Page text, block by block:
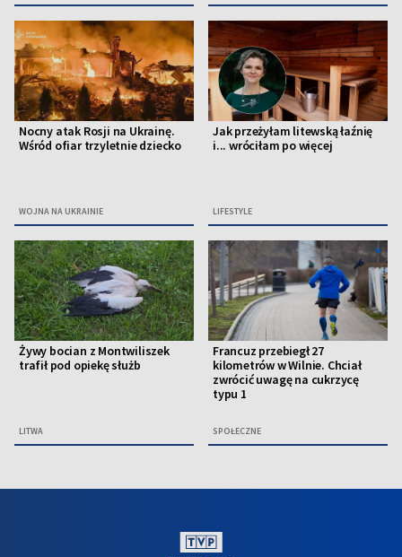
Nocny atak Rosji na Ukrainę.
Wśród ofiar trzyletnie dziecko
WOJNA NA UKRAINIE
Jak przeżyłam litewską łaźnię
i... wróciłam po więcej
LIFESTYLE
Żywy bocian z Montwiliszek
trafił pod opiekę służb
LITWA
Francuz przebiegł 27
kilometrów w Wilnie. Chciał
zwrócić uwagę na cukrzycę
typu 1
SPOŁECZNE